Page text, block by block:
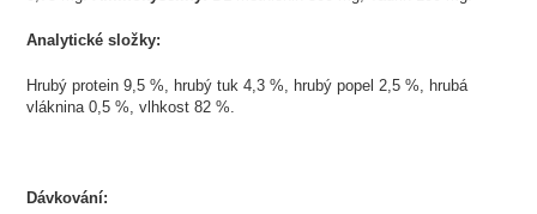
Analytické složky:
Hrubý protein 9,5 %, hrubý tuk 4,3 %, hrubý popel 2,5 %, hrubá
vláknina 0,5 %, vlhkost 82 %.
Dávkování: